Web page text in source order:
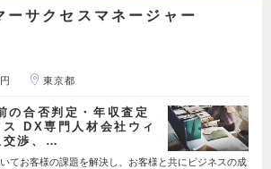
ーサクセスマネージャー
東京都
合否判定・年収査定
DX専門人材会社ウィ
交渉、…
てお客様の課題を解決し、お客様と共にビジネスの成